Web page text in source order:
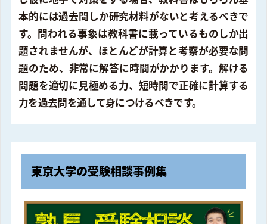
本的には過去問しか研究材料がないと考えるべきで
す。問われる事象は教科書に載っているものしか出
題されませんが、ほとんどが計算と考察が必要な問
題のため、非常に解答に時間がかかります。解ける
問題を適切に見極める力、短時間で正確に計算する
力を過去問を通して身につけるべきです。
東京大学の受験相談事例集